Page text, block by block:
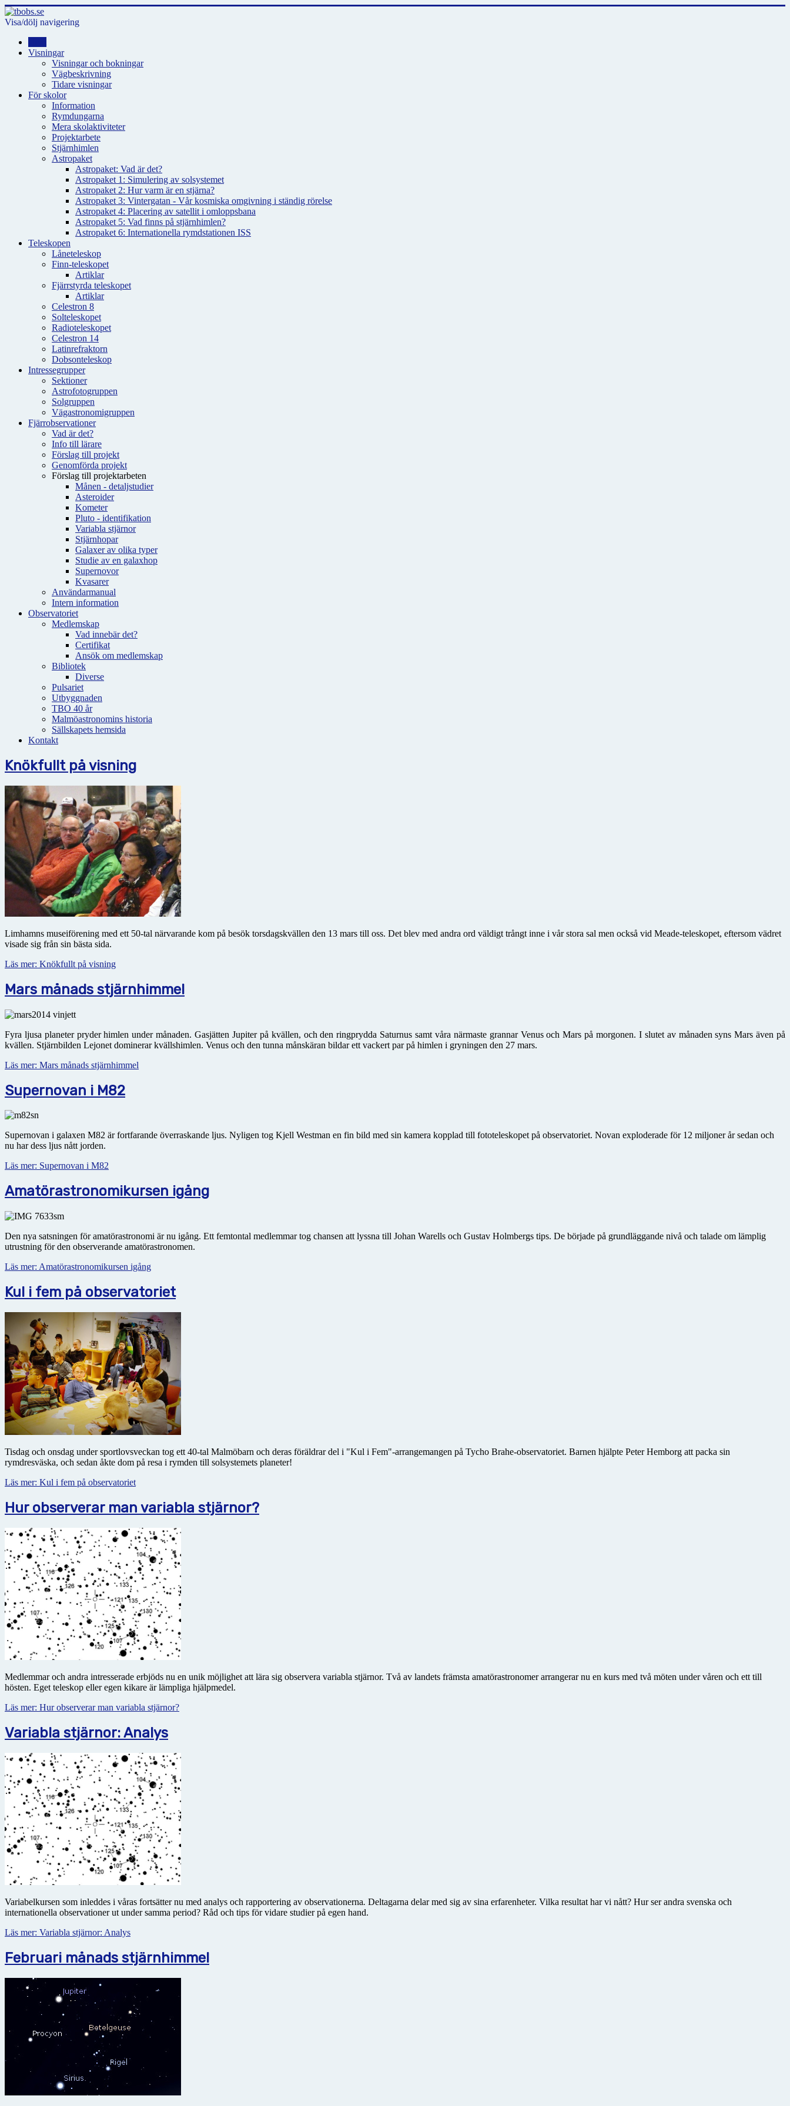
Visa/dölj navigering
Visningar
Visningar och bokningar
Vägbeskrivning
Tidare visningar
För skolor
Information
Rymdungarna
Mera skolaktiviteter
Projektarbete
Stjärnhimlen
Astropaket
Astropaket: Vad är det?
Astropaket 1: Simulering av solsystemet
Astropaket 2: Hur varm är en stjärna?
Astropaket 3: Vintergatan - Vår kosmiska omgivning i ständig rörelse
Astropaket 4: Placering av satellit i omloppsbana
Astropaket 5: Vad finns på stjärnhimlen?
Astropaket 6: Internationella rymdstationen ISS
Teleskopen
Låneteleskop
Finn-teleskopet
Artiklar
Fjärrstyrda teleskopet
Artiklar
Celestron 8
Solteleskopet
Radioteleskopet
Celestron 14
Latinrefraktorn
Dobsonteleskop
Intressegrupper
Sektioner
Astrofotogruppen
Solgruppen
Vägastronomigruppen
Fjärrobservationer
Vad är det?
Info till lärare
Förslag till projekt
Genomförda projekt
Förslag till projektarbeten
Månen - detaljstudier
Asteroider
Kometer
Pluto - identifikation
Variabla stjärnor
Stjärnhopar
Galaxer av olika typer
Studie av en galaxhop
Supernovor
Kvasarer
Användarmanual
Intern information
Observatoriet
Medlemskap
Vad innebär det?
Certifikat
Ansök om medlemskap
Bibliotek
Diverse
Pulsariet
Utbyggnaden
TBO 40 år
Malmöastronomins historia
Sällskapets hemsida
Kontakt
Knökfullt på visning
Limhamns museiförening med ett 50-tal närvarande kom på besök torsdagskvällen den 13 mars till oss. Det blev med andra ord väldigt trångt inne i vår stora sal men också vid Meade-teleskopet, eftersom vädret
visade sig från sin bästa sida.
Läs mer: Knökfullt på visning
Mars månads stjärnhimmel
Fyra ljusa planeter pryder himlen under månaden. Gasjätten Jupiter på kvällen, och den ringprydda Saturnus samt våra närmaste grannar Venus och Mars på morgonen. I slutet av månaden syns Mars även på
kvällen. Stjärnbilden Lejonet dominerar kvällshimlen. Venus och den tunna månskäran bildar ett vackert par på himlen i gryningen den 27 mars.
Läs mer: Mars månads stjärnhimmel
Supernovan i M82
Supernovan i galaxen M82 är fortfarande överraskande ljus. Nyligen tog Kjell Westman en fin bild med sin kamera kopplad till fototeleskopet på observatoriet. Novan exploderade för 12 miljoner år sedan och
nu har dess ljus nått jorden.
Läs mer: Supernovan i M82
Amatörastronomikursen igång
Den nya satsningen för amatörastronomi är nu igång. Ett femtontal medlemmar tog chansen att lyssna till Johan Warells och Gustav Holmbergs tips. De började på grundläggande nivå och talade om lämplig
utrustning för den observerande amatörastronomen.
Läs mer: Amatörastronomikursen igång
Kul i fem på observatoriet
Tisdag och onsdag under sportlovsveckan tog ett 40-tal Malmöbarn och deras föräldrar del i "Kul i Fem"-arrangemangen på Tycho Brahe-observatoriet. Barnen hjälpte Peter Hemborg att packa sin
rymdresväska, och sedan åkte dom på resa i rymden till solsystemets planeter!
Läs mer: Kul i fem på observatoriet
Hur observerar man variabla stjärnor?
Medlemmar och andra intresserade erbjöds nu en unik möjlighet att lära sig observera variabla stjärnor. Två av landets främsta amatörastronomer arrangerar nu en kurs med två möten under våren och ett till
hösten. Eget teleskop eller egen kikare är lämpliga hjälpmedel.
Läs mer: Hur observerar man variabla stjärnor?
Variabla stjärnor: Analys
Variabelkursen som inleddes i våras fortsätter nu med analys och rapportering av observationerna. Deltagarna delar med sig av sina erfarenheter. Vilka resultat har vi nått? Hur ser andra svenska och
internationella observationer ut under samma period? Råd och tips för vidare studier på egen hand.
Läs mer: Variabla stjärnor: Analys
Februari månads stjärnhimmel